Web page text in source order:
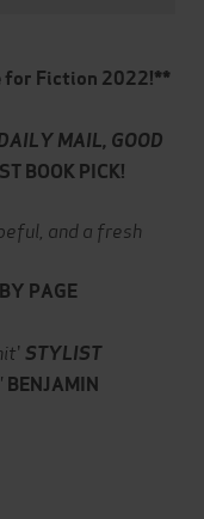
for Fiction 2022!**
MAIL, GOOD
BOOK PICK!
and a fresh
PAGE
' STYLIST
BENJAMIN